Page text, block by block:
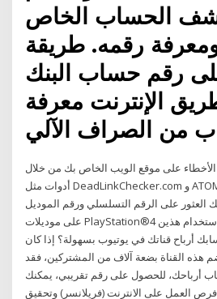
الحساب الخاص
رقمه. طريقة
رقم حساب البنك
الإنترنت معرفة
من الصراف الآلي
العثور على 404 الأخطاء على موقع الويب الخاص بك من خلال
أدوات مثل DeadLinkChecker.com و ATOMSEO . أخطاء مشابهة
يمكنك العثور على الرقم التسلسلي ورقم الموديل
على موديلات PlayStation®4 ومتى قد تحتاج إلى استخدام هذين
أرباح قناتك في يوتيوب بسهولة؟ إذا كان
هذه القناة بضعة آلاف من المشتركين، فقد
أرباحك، للحصول على رقم تقريبي، يمكنك
فرص العمل على الانترنت (فريلانسر) وتحقيق